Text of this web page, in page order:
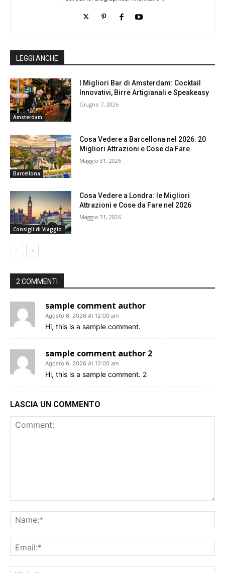
LEGGI ANCHE
Amsterdam
I Migliori Bar di Amsterdam: Cocktail
Innovativi, Birre Artigianali e Speakeasy
Giugno 7, 2026
Barcellona
Cosa Vedere a Barcellona nel 2026: 20
Migliori Attrazioni e Cose da Fare
Maggio 31, 2026
Consigli di Viaggio
Cosa Vedere a Londra: le Migliori
Attrazioni e Cose da Fare nel 2026
Maggio 31, 2026
2 COMMENTI
sample comment author
Agosto 6, 2026 At 12:00 am
Hi, this is a sample comment.
sample comment author 2
Agosto 6, 2026 At 12:00 am
Hi, this is a sample comment. 2
LASCIA UN COMMENTO